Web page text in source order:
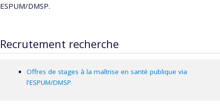
ESPUM/DMSP.
Recrutement recherche
Offres de stages à la maîtrise en santé publique via
l'ESPUM/DMSP